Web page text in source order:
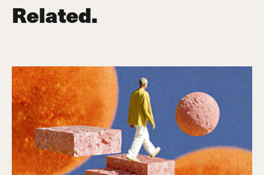
Related.